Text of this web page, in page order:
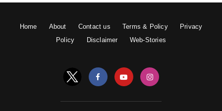
Home About Contact us Terms & Policy
Privacy
Policy
Disclaimer Web-Stories